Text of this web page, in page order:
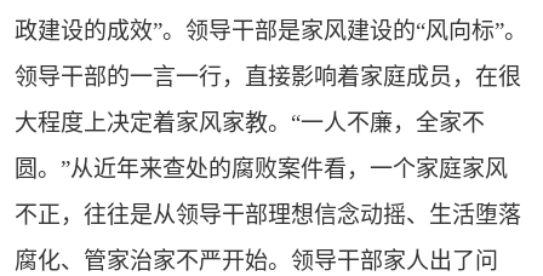
政建设的成效”。领导干部是家风建设的“风向标”。
领导干部的一言一行，直接影响着家庭成员，在很
大程度上决定着家风家教。“一人不廉，全家不
圆。”从近年来查处的腐败案件看，一个家庭家风
不正，往往是从领导干部理想信念动摇、生活堕落
腐化、管家治家不严开始。领导干部家人出了问